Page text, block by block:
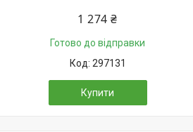
1 274 ₴
Готово до відправки
297131
Купити